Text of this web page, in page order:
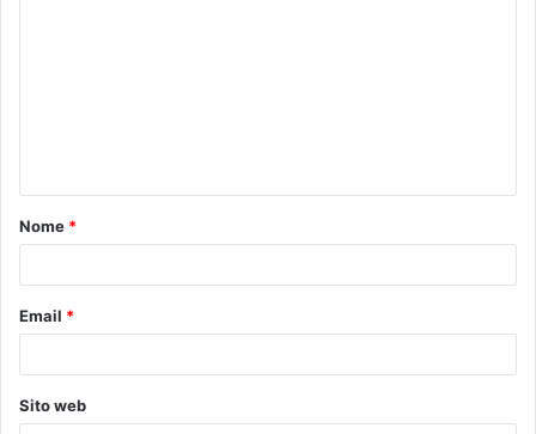
Nome *
Email *
Sito web